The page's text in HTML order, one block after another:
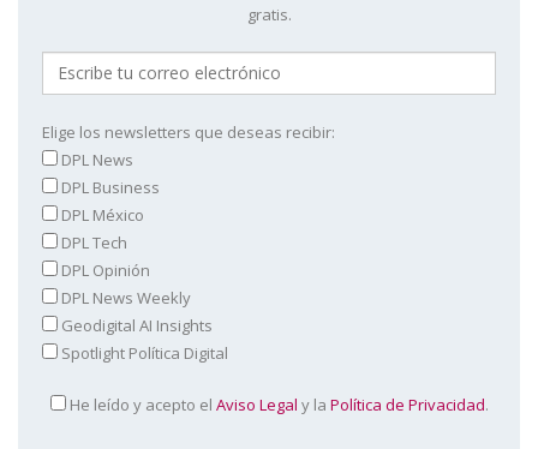
gratis.
Elige los newsletters que deseas recibir:
DPL News
DPL Business
DPL México
DPL Tech
DPL Opinión
DPL News Weekly
Geodigital AI Insights
Spotlight Política Digital
He leído y acepto el Aviso Legal y la Política de Privacidad.